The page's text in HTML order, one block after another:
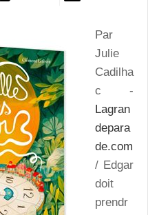
Par
Julie
Cadilha
c -
Lagran
depara
de.com
/ Edgar
doit
prendr